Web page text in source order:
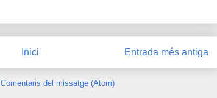
Entrada més antiga
Inici
Comentaris del missatge (Atom)